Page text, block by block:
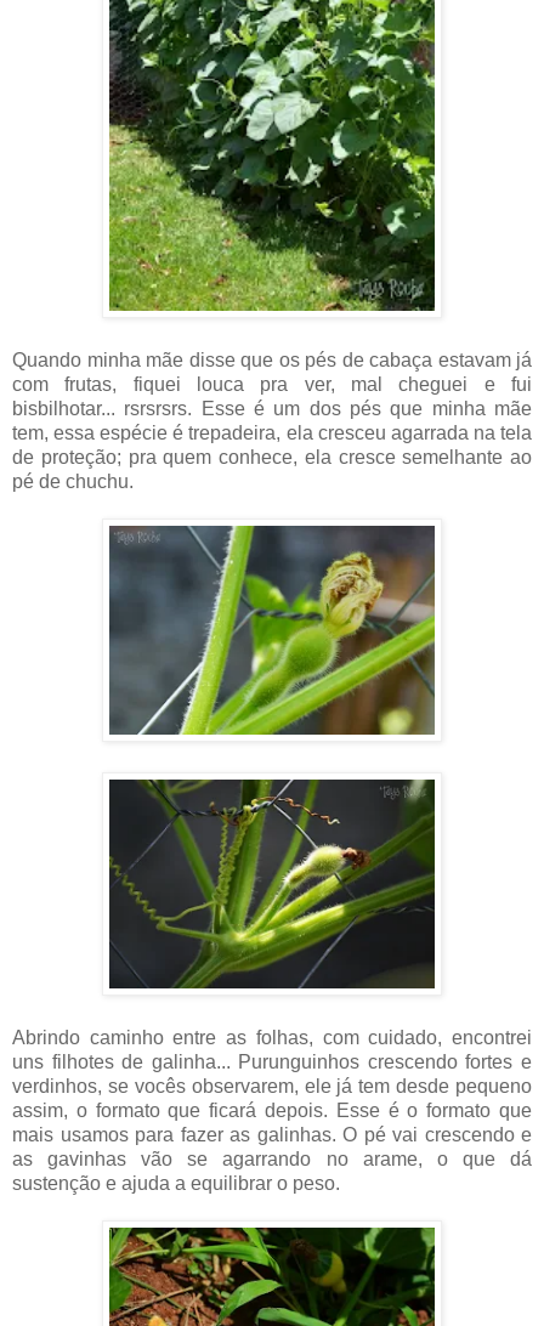
Quando minha mãe disse que os pés de cabaça estavam já
com frutas, fiquei louca pra ver, mal cheguei e fui
bisbilhotar... rsrsrsrs. Esse é um dos pés que minha mãe
tem, essa espécie é trepadeira, ela cresceu agarrada na tela
de proteção; pra quem conhece, ela cresce semelhante ao
pé de chuchu.
Abrindo caminho entre as folhas, com cuidado, encontrei
uns filhotes de galinha... Purunguinhos crescendo fortes e
verdinhos, se vocês observarem, ele já tem desde pequeno
assim, o formato que ficará depois. Esse é o formato que
mais usamos para fazer as galinhas. O pé vai crescendo e
as gavinhas vão se agarrando no arame, o que dá
sustenção e ajuda a equilibrar o peso.